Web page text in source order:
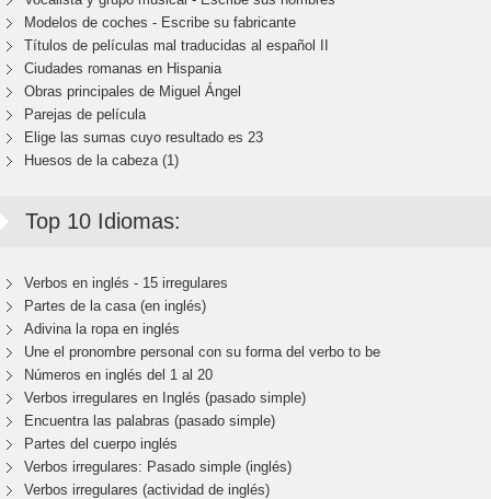
Modelos de coches - Escribe su fabricante
Títulos de películas mal traducidas al español II
Ciudades romanas en Hispania
Obras principales de Miguel Ángel
Parejas de película
Elige las sumas cuyo resultado es 23
Huesos de la cabeza (1)
Top 10 Idiomas:
Verbos en inglés - 15 irregulares
Partes de la casa (en inglés)
Adivina la ropa en inglés
Une el pronombre personal con su forma del verbo to be
Números en inglés del 1 al 20
Verbos irregulares en Inglés (pasado simple)
Encuentra las palabras (pasado simple)
Partes del cuerpo inglés
Verbos irregulares: Pasado simple (inglés)
Verbos irregulares (actividad de inglés)